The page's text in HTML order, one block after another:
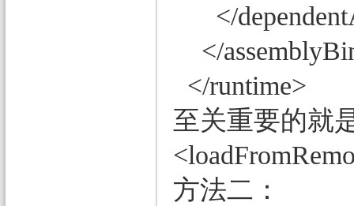
</
</
</runtime>
至关重要的就
方法二：